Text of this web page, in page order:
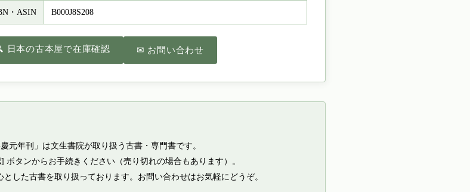
・ASIN B000J8S208
日本の古本屋で在庫確認 ✉ お問い合わせ
元年刊」は文生書院が取り扱う古書・専門書です。
タンからお手続きください（売り切れの場合もあります）。
した古書を取り扱っております。お問い合わせはお気軽にどうぞ。